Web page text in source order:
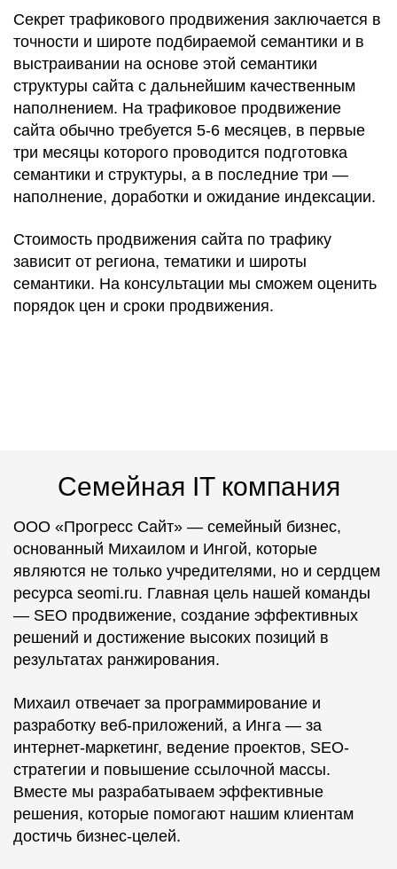
Секрет трафикового продвижения заключается в
точности и широте подбираемой семантики и в
выстраивании на основе этой семантики
структуры сайта с дальнейшим качественным
наполнением. На трафиковое продвижение
сайта обычно требуется 5-6 месяцев, в первые
три месяцы которого проводится подготовка
семантики и структуры, а в последние три —
наполнение, доработки и ожидание индексации.
Стоимость продвижения сайта по трафику
зависит от региона, тематики и широты
семантики. На консультации мы сможем оценить
порядок цен и сроки продвижения.
Семейная IT компания
ООО «Прогресс Сайт» — семейный бизнес,
основанный Михаилом и Ингой, которые
являются не только учредителями, но и сердцем
ресурса seomi.ru. Главная цель нашей команды
— SEO продвижение, создание эффективных
решений и достижение высоких позиций в
результатах ранжирования.
Михаил отвечает за программирование и
разработку веб-приложений, а Инга — за
интернет-маркетинг, ведение проектов, SEO-
стратегии и повышение ссылочной массы.
Вместе мы разрабатываем эффективные
решения, которые помогают нашим клиентам
достичь бизнес-целей.